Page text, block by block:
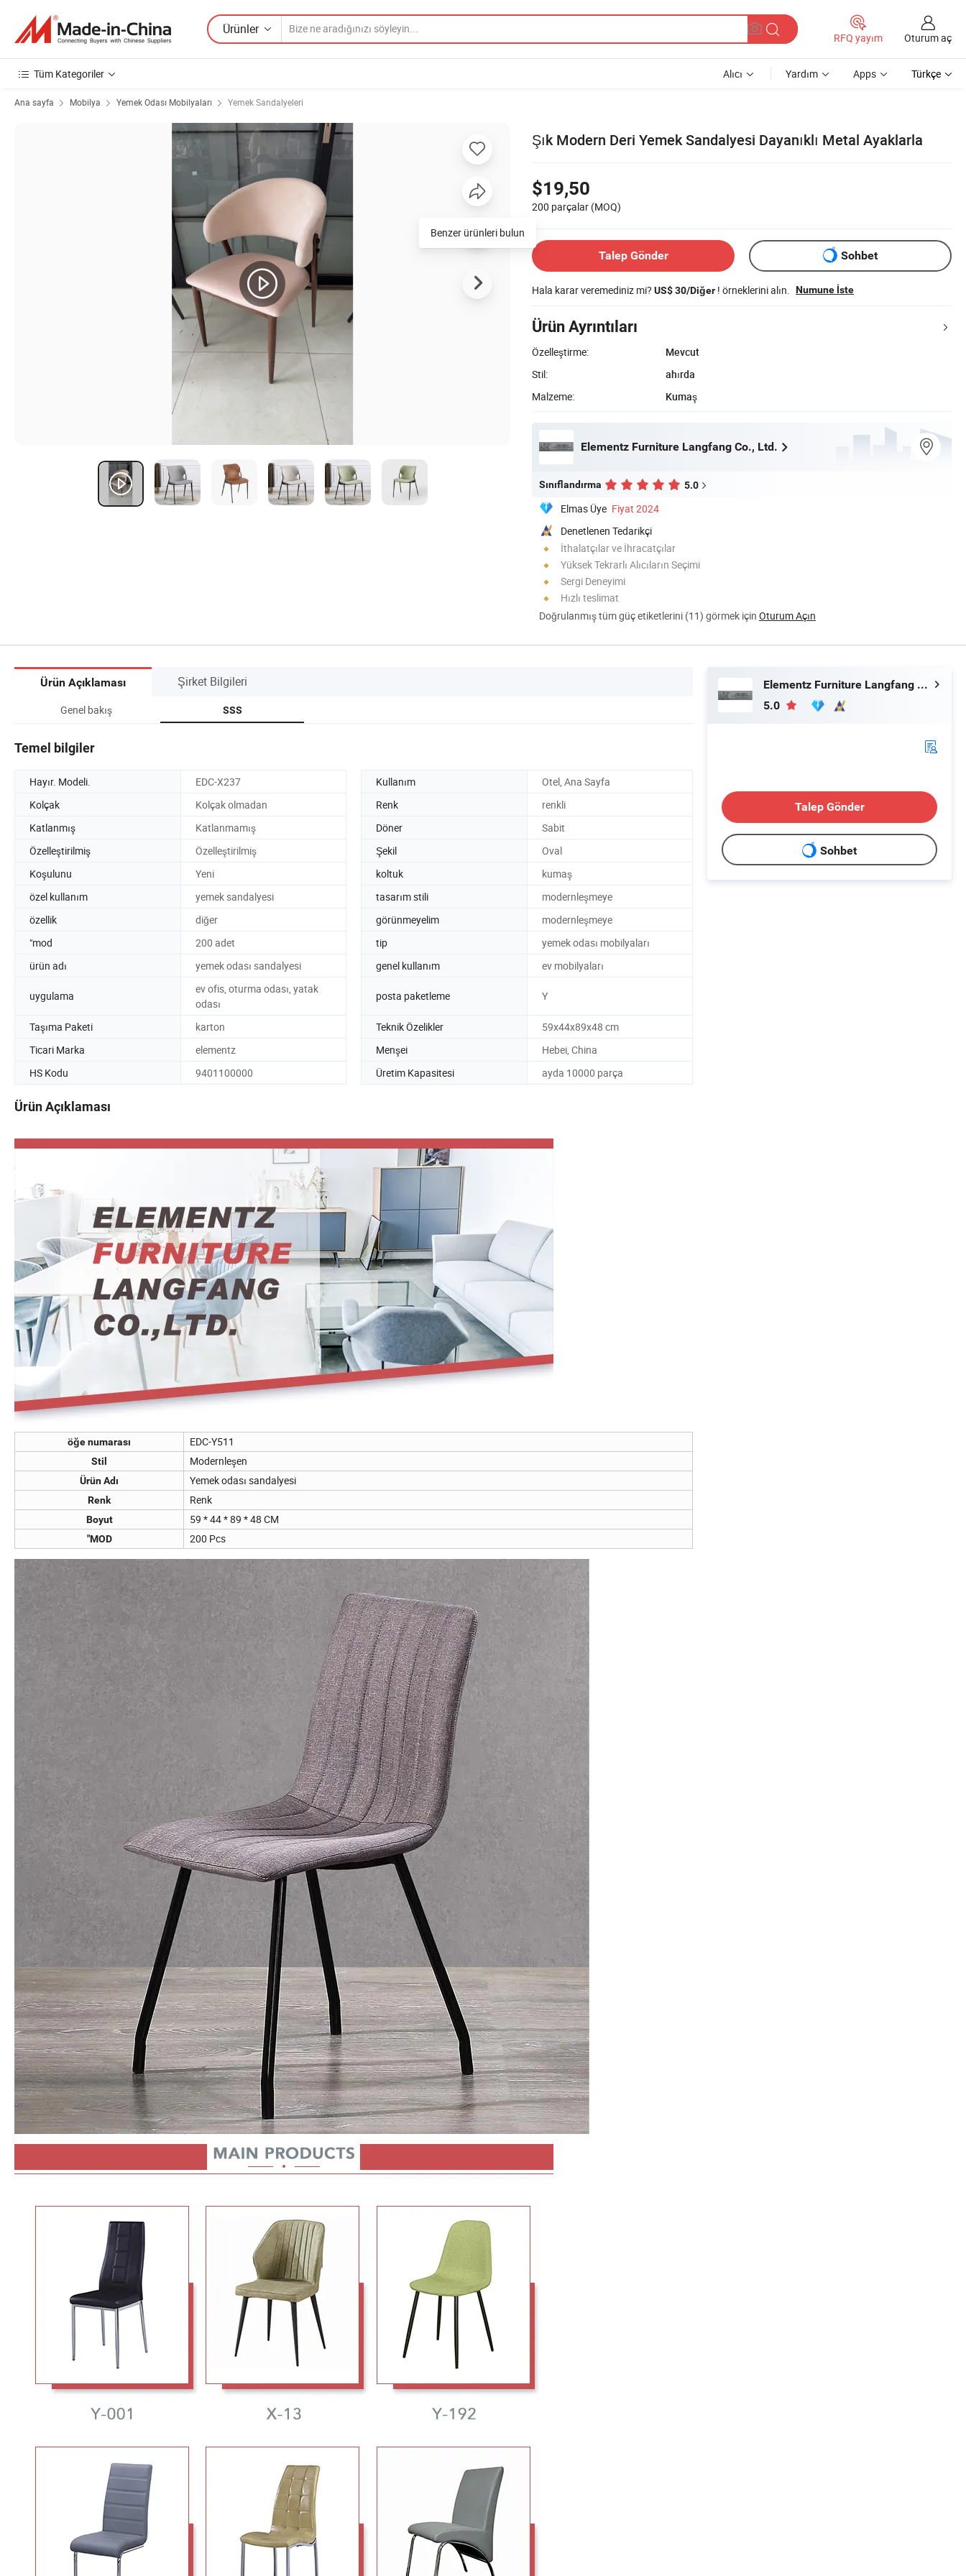
Ürünler
RFQ yayım Oturum aç
Tüm Kategoriler Alıcı Yardım Apps Türkçe
Ana sayfa Mobilya Yemek Odası Mobilyaları Yemek Sandalyeleri
Şık Modern Deri Yemek Sandalyesi Dayanıklı Metal Ayaklarla
$19,50
200 parçalar (MOQ)
Talep Gönder Sohbet
Hala karar veremediniz mi? US$ 30/Diğer ! örneklerini alın. Numune İste
Ürün Ayrıntıları
Özelleştirme:
Mevcut
Stil:
ahırda
Malzeme:
Kumaş
Elementz Furniture Langfang Co., Ltd.
Sınıflandırma 5.0
Elmas Üye Fiyat 2024
Denetlenen Tedarikçi
İthalatçılar ve İhracatçılar
Yüksek Tekrarlı Alıcıların Seçimi
Sergi Deneyimi
Hızlı teslimat
Doğrulanmış tüm güç etiketlerini (11) görmek için Oturum Açın
Ürün Açıklaması Şirket Bilgileri
Genel bakış SSS
Temel bilgiler
Hayır. Modeli. EDC-X237 Kullanım
Otel, Ana Sayfa
Kolçak
Kolçak olmadan Renk
renkli
Katlanmış
Katlanmamış Döner
Sabit
Özelleştirilmiş
Özelleştirilmiş Şekil
Oval
Koşulunu
Yeni koltuk
kumaş
özel kullanım
yemek sandalyesi tasarım stili
modernleşmeye
özellik
diğer görünmeyelim
modernleşmeye
"mod
200 adet tip
yemek odası mobilyaları
ürün adı
yemek odası sandalyesi genel kullanım ev mobilyaları
uygulama
ev ofis, oturma odası, yatak
odası
posta paketleme Y
Taşıma Paketi karton Teknik Özelikler
59x44x89x48 cm
Ticari Marka
elementz Menşei
Hebei, China
HS Kodu
9401100000 Üretim Kapasitesi ayda 10000 parça
Ürün Açıklaması
öğe numarası EDC-Y511
Stil Modernleşen
Ürün Adı Yemek odası sandalyesi
Renk Renk
Boyut 59 * 44 * 89 * 48 CM
"MOD 200 Pcs
Elementz Furniture Langfang Co., Ltd.
5.0
Talep Gönder
Sohbet